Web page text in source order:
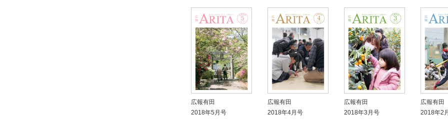
広報有田
2018年5月号
広報有田
2018年4月号
広報有田
2018年3月号
広報有田
2018年2